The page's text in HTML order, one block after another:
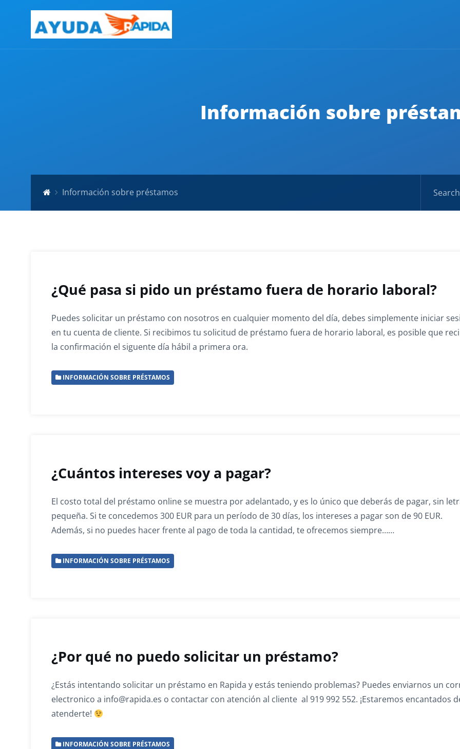
Información sobre
Información sobre préstamos
¿Qué pasa si pido un préstamo fuera de horario laboral?
Puedes solicitar un préstamo con nosotros en cualquier momento del día, debes simplemente iniciar
en tu cuenta de cliente. Si recibimos tu solicitud de préstamo fuera de horario laboral, es posible que
la confirmación el siguente día hábil a primera ora.
INFORMACIÓN SOBRE PRÉSTAMOS
¿Cuántos intereses voy a pagar?
El costo total del préstamo online se muestra por adelantado, y es lo único que deberás de pagar, sin
pequeña. Si te concedemos 300 EUR para un período de 30 días, los intereses a pagar son de 90 EUR.
Además, si no puedes hacer frente al pago de toda la cantidad, te ofrecemos siempre……
INFORMACIÓN SOBRE PRÉSTAMOS
¿Por qué no puedo solicitar un préstamo?
¿Estás intentando solicitar un préstamo en Rapida y estás teniendo problemas? Puedes enviarnos un
electronico a info@rapida.es o contactar con atención al cliente al 919 992 552. ¡Estaremos encantados
atenderte!
INFORMACIÓN SOBRE PRÉSTAMOS